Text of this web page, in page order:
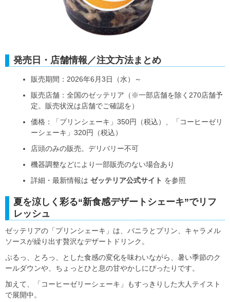
発売日・店舗情報／注文方法まとめ
販売期間：2026年6月3日（水）～
販売店舗：全国のゼッテリア（※一部店舗を除く270店舗予
定。販売状況は店舗でご確認を）
価格：「プリンシェーキ」350円（税込）、「コーヒーゼリ
ーシェーキ」320円（税込）
店頭のみの販売。デリバリー不可
機器調整などにより一部販売のない場合あり
詳細・最新情報は ゼッテリア公式サイト を参照
夏を涼しく彩る“新食感デザートシェーキ”でリフ
レッシュ
ゼッテリアの「プリンシェーキ」は、バニラとプリン、キャラメル
ソースが繰り出す贅沢なデザートドリンク。
ぷるっ、とろっ、とした食感の変化を味わいながら、暑い季節のク
ールダウンや、ちょっとひと息の甘やかしにぴったりです。
加えて、「コーヒーゼリーシェーキ」もすっきりした大人テイスト
で展開中。